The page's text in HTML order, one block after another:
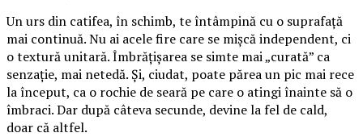
Un urs din catifea, în schimb, te întâmpină cu o suprafață
mai continuă. Nu ai acele fire care se mișcă independent, ci
o textură unitară. Îmbrățișarea se simte mai „curată” ca
senzație, mai netedă. Și, ciudat, poate părea un pic mai rece
la început, ca o rochie de seară pe care o atingi înainte să o
îmbraci. Dar după câteva secunde, devine la fel de cald,
doar că altfel.